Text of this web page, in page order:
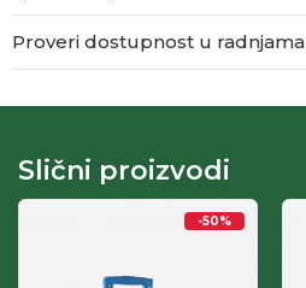
Proveri dostupnost u radnjama
Slični proizvodi
-50%